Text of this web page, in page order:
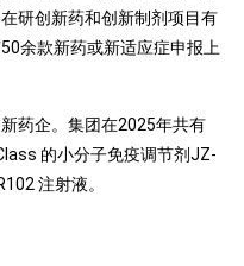
研创新药和创新制剂项目有
余款新药或新适应症申报上
药企。集团在2025年共有
的小分子免疫调节剂JZ-
注射液。